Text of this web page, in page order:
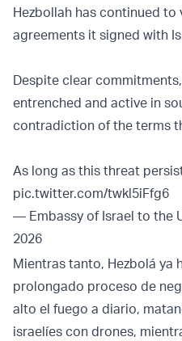
Hezbollah has continued
agreements it signed with
Despite clear
entrenched and active in
contradiction of the terms
As long as this threat
pic.twitter.com/twkl5iFfg6
— Embassy of Israel to the
2026
Mientras tanto, Hezbolá ya
prolongado proceso de
alto el fuego a diario,
israelíes con drones,